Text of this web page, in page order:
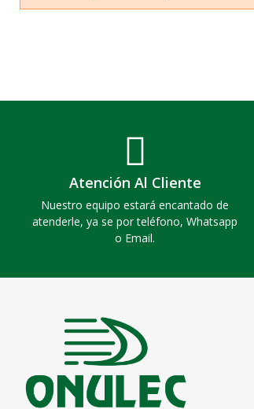
Atención Al Cliente
Nuestro equipo estará encantado de
atenderle, ya se por teléfono, Whatsapp
o Email.